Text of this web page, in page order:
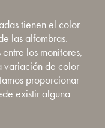
tienen el color
las alfombras.
los monitores,
variación de color
proporcionar
existir alguna